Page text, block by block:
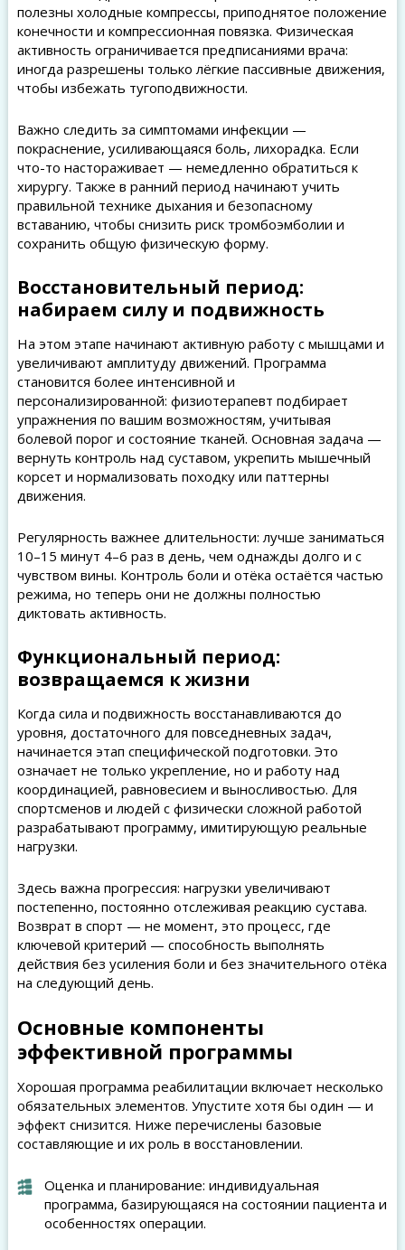
полезны холодные компрессы, приподнятое положение
конечности и компрессионная повязка. Физическая
активность ограничивается предписаниями врача:
иногда разрешены только лёгкие пассивные движения,
чтобы избежать тугоподвижности.
Важно следить за симптомами инфекции —
покраснение, усиливающаяся боль, лихорадка. Если
что-то настораживает — немедленно обратиться к
хирургу. Также в ранний период начинают учить
правильной технике дыхания и безопасному
вставанию, чтобы снизить риск тромбоэмболии и
сохранить общую физическую форму.
Восстановительный период:
набираем силу и подвижность
На этом этапе начинают активную работу с мышцами и
увеличивают амплитуду движений. Программа
становится более интенсивной и
персонализированной: физиотерапевт подбирает
упражнения по вашим возможностям, учитывая
болевой порог и состояние тканей. Основная задача —
вернуть контроль над суставом, укрепить мышечный
корсет и нормализовать походку или паттерны
движения.
Регулярность важнее длительности: лучше заниматься
10–15 минут 4–6 раз в день, чем однажды долго и с
чувством вины. Контроль боли и отёка остаётся частью
режима, но теперь они не должны полностью
диктовать активность.
Функциональный период:
возвращаемся к жизни
Когда сила и подвижность восстанавливаются до
уровня, достаточного для повседневных задач,
начинается этап специфической подготовки. Это
означает не только укрепление, но и работу над
координацией, равновесием и выносливостью. Для
спортсменов и людей с физически сложной работой
разрабатывают программу, имитирующую реальные
нагрузки.
Здесь важна прогрессия: нагрузки увеличивают
постепенно, постоянно отслеживая реакцию сустава.
Возврат в спорт — не момент, это процесс, где
ключевой критерий — способность выполнять
действия без усиления боли и без значительного отёка
на следующий день.
Основные компоненты
эффективной программы
Хорошая программа реабилитации включает несколько
обязательных элементов. Упустите хотя бы один — и
эффект снизится. Ниже перечислены базовые
составляющие и их роль в восстановлении.
Оценка и планирование: индивидуальная
программа, базирующаяся на состоянии пациента и
особенностях операции.